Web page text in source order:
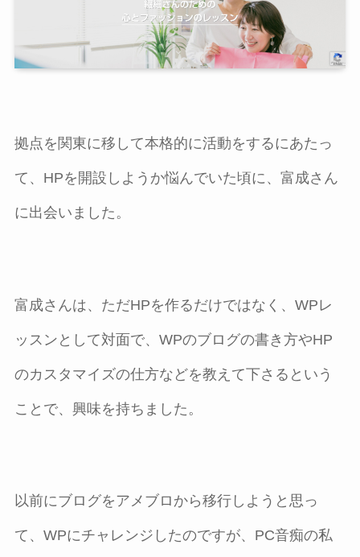
拠点を関東に移して本格的に活動をするにあたっ
て、HPを開設しようか悩んでいた頃に、富成さん
に出会いました。
富成さんは、ただHPを作るだけではなく、WPレ
ッスンとして対面で、WPのブログの書き方やHP
のカスタマイズの仕方などを教えて下さるという
ことで、興味を持ちました。
以前にブログをアメブロから移行しようと思っ
て、WPにチャレンジしたのですが、PC音痴の私